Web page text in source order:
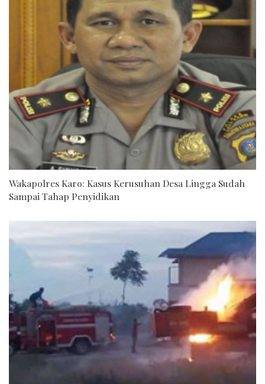
Wakapolres Karo: Kasus Kerusuhan Desa Lingga Sudah
Sampai Tahap Penyidikan